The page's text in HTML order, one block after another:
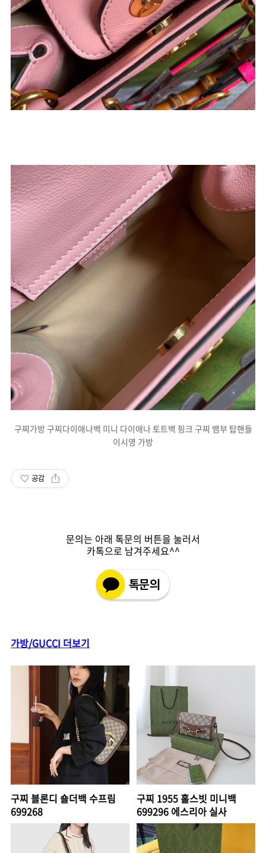
구찌가방 구찌다이애나백 미니 다이애나 토트백 핑크 구찌 뱀부 탑핸들
이시영 가방
공감
문의는 아래 톡문의 버튼을 눌러서
카톡으로 남겨주세요^^
가방/GUCCI 더보기
구찌 블론디 숄더백 수프림
699268
구찌 1955 홀스빗 미니백
699296 에스리아 실사